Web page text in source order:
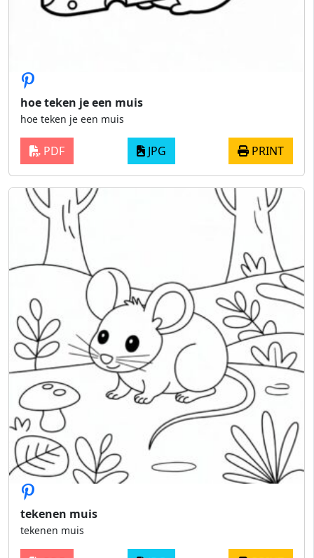
hoe teken je een muis
hoe teken je een muis
PDF JPG PRINT
tekenen muis
tekenen muis